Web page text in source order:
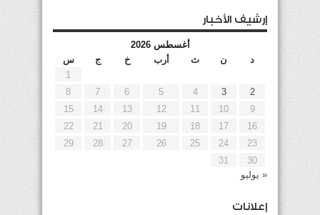
إرشيف الأخبار
أغسطس 2026
د
ن ث أرب خ ج
س
1
2
3
4
5
6
7
8
9
10
11
12
13
14
15
16
17
18
19
20
21
22
23
24
25
26
27
28
29
30
31
« يوليو
إعلانات